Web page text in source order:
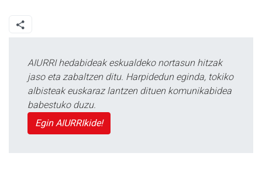
AIURRI hedabideak eskualdeko nortasun hitzak
jaso eta zabaltzen ditu. Harpidedun eginda, tokiko
albisteak euskaraz lantzen dituen komunikabidea
babestuko duzu.
Egin AIURRIkide!